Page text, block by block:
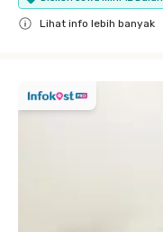
Lihat info lebih banyak